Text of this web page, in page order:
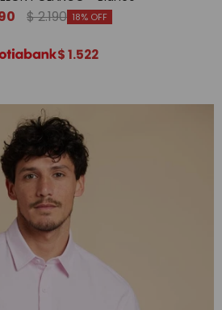
$2.190 18
$1.522